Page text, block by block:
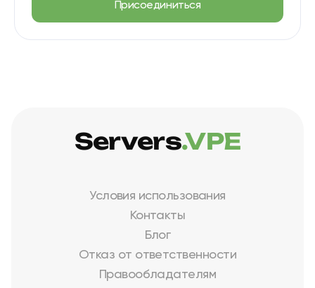
Присоединиться
Условия использования
Контакты
Блог
Отказ от ответственности
Правообладателям
Servers.VPE